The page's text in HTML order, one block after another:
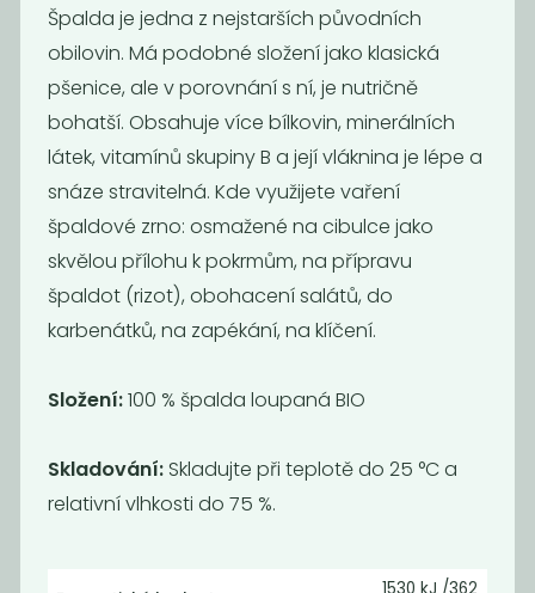
Bulgur špaldový
BIO
Jáhly
Špalda je jedna z nejstarších původních
obilovin. Má podobné složení jako klasická
pšenice, ale v porovnání s ní, je nutričně
bohatší. Obsahuje více bílkovin, minerálních
látek, vitamínů skupiny B a její vláknina je lépe a
snáze stravitelná. Kde využijete vaření
špaldové zrno: osmažené na cibulce jako
skvělou přílohu k pokrmům, na přípravu
špaldot (rizot), obohacení salátů, do
karbenátků, na zapékání, na klíčení.
Složení:100 % špalda loupaná BIO
Skladování:Skladujte při teplotě do 25 °C a
relativní vlhkosti do 75 %.